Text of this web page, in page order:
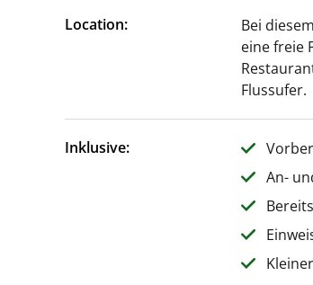
Location:
Bei
eine freie
Flussufer.
Inklusive:
An-